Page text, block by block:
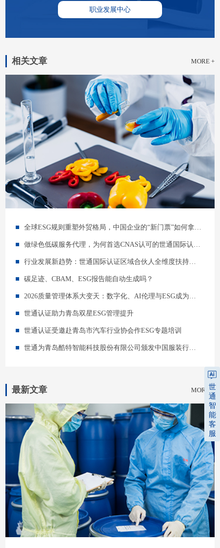
职业发展中心
相关文章 MORE +
碳足迹、CBAM、ESG报告能自动生成吗？
世通认证助力青岛双星ESG管理提升
世通认证受邀赴青岛市汽车行业协会作ESG专题培训
最新文章 MORE +
世
通
智
能
客
服